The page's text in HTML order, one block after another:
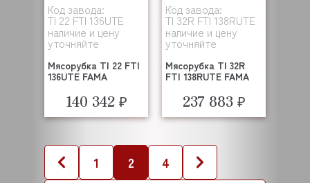
Код завода:
TI 22 FTI 136UTE
наличие и цену
уточняйте
Мясорубка TI 22 FTI
136UTE FAMA
140 342 ₽
Код завода:
TI 32R FTI 138RUTE
наличие и цену
уточняйте
Мясорубка TI 32R
FTI 138RUTE FAMA
237 883 ₽
1 2
4